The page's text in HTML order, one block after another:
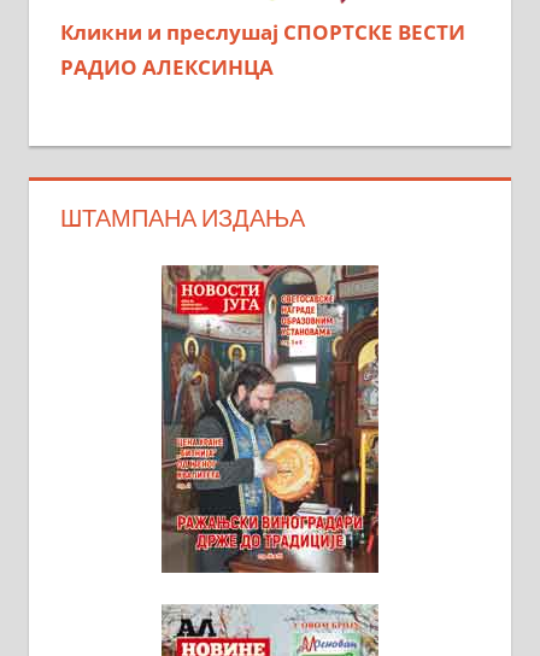
Кликни и преслушај СПОРТСКЕ ВЕСТИ
РАДИО АЛЕКСИНЦА
ШТАМПАНА ИЗДАЊА